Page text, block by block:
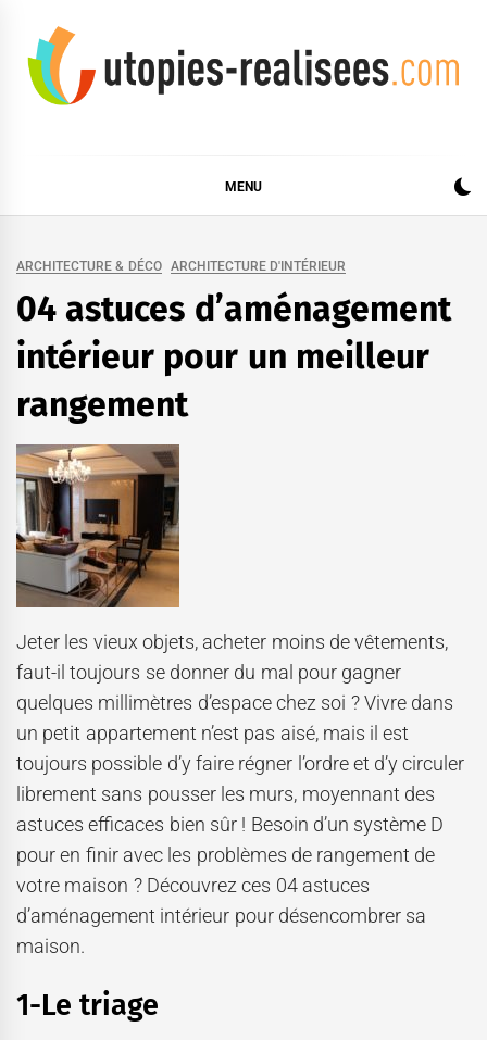
content
MENU
ARCHITECTURE & DÉCO ARCHITECTURE D'INTÉRIEUR
04 astuces d’aménagement
intérieur pour un meilleur
rangement
Jeter les vieux objets, acheter moins de vêtements,
faut-il toujours se donner du mal pour gagner
quelques millimètres d’espace chez soi ? Vivre dans
un petit appartement n’est pas aisé, mais il est
toujours possible d’y faire régner l’ordre et d’y circuler
librement sans pousser les murs, moyennant des
astuces efficaces bien sûr ! Besoin d’un système D
pour en finir avec les problèmes de rangement de
votre maison ? Découvrez ces 04 astuces
d’aménagement intérieur pour désencombrer sa
maison.
1-Le triage